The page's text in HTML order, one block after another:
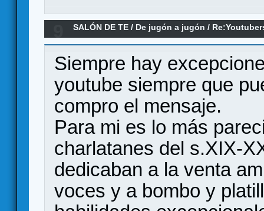
SALÓN DE TE / De jugón a jugón /
Siempre hay
youtube siempre que
compro el mensaje.
Para mi es lo más
charlatanes del s.XIX-
dedicaban a la venta
voces y a bombo y